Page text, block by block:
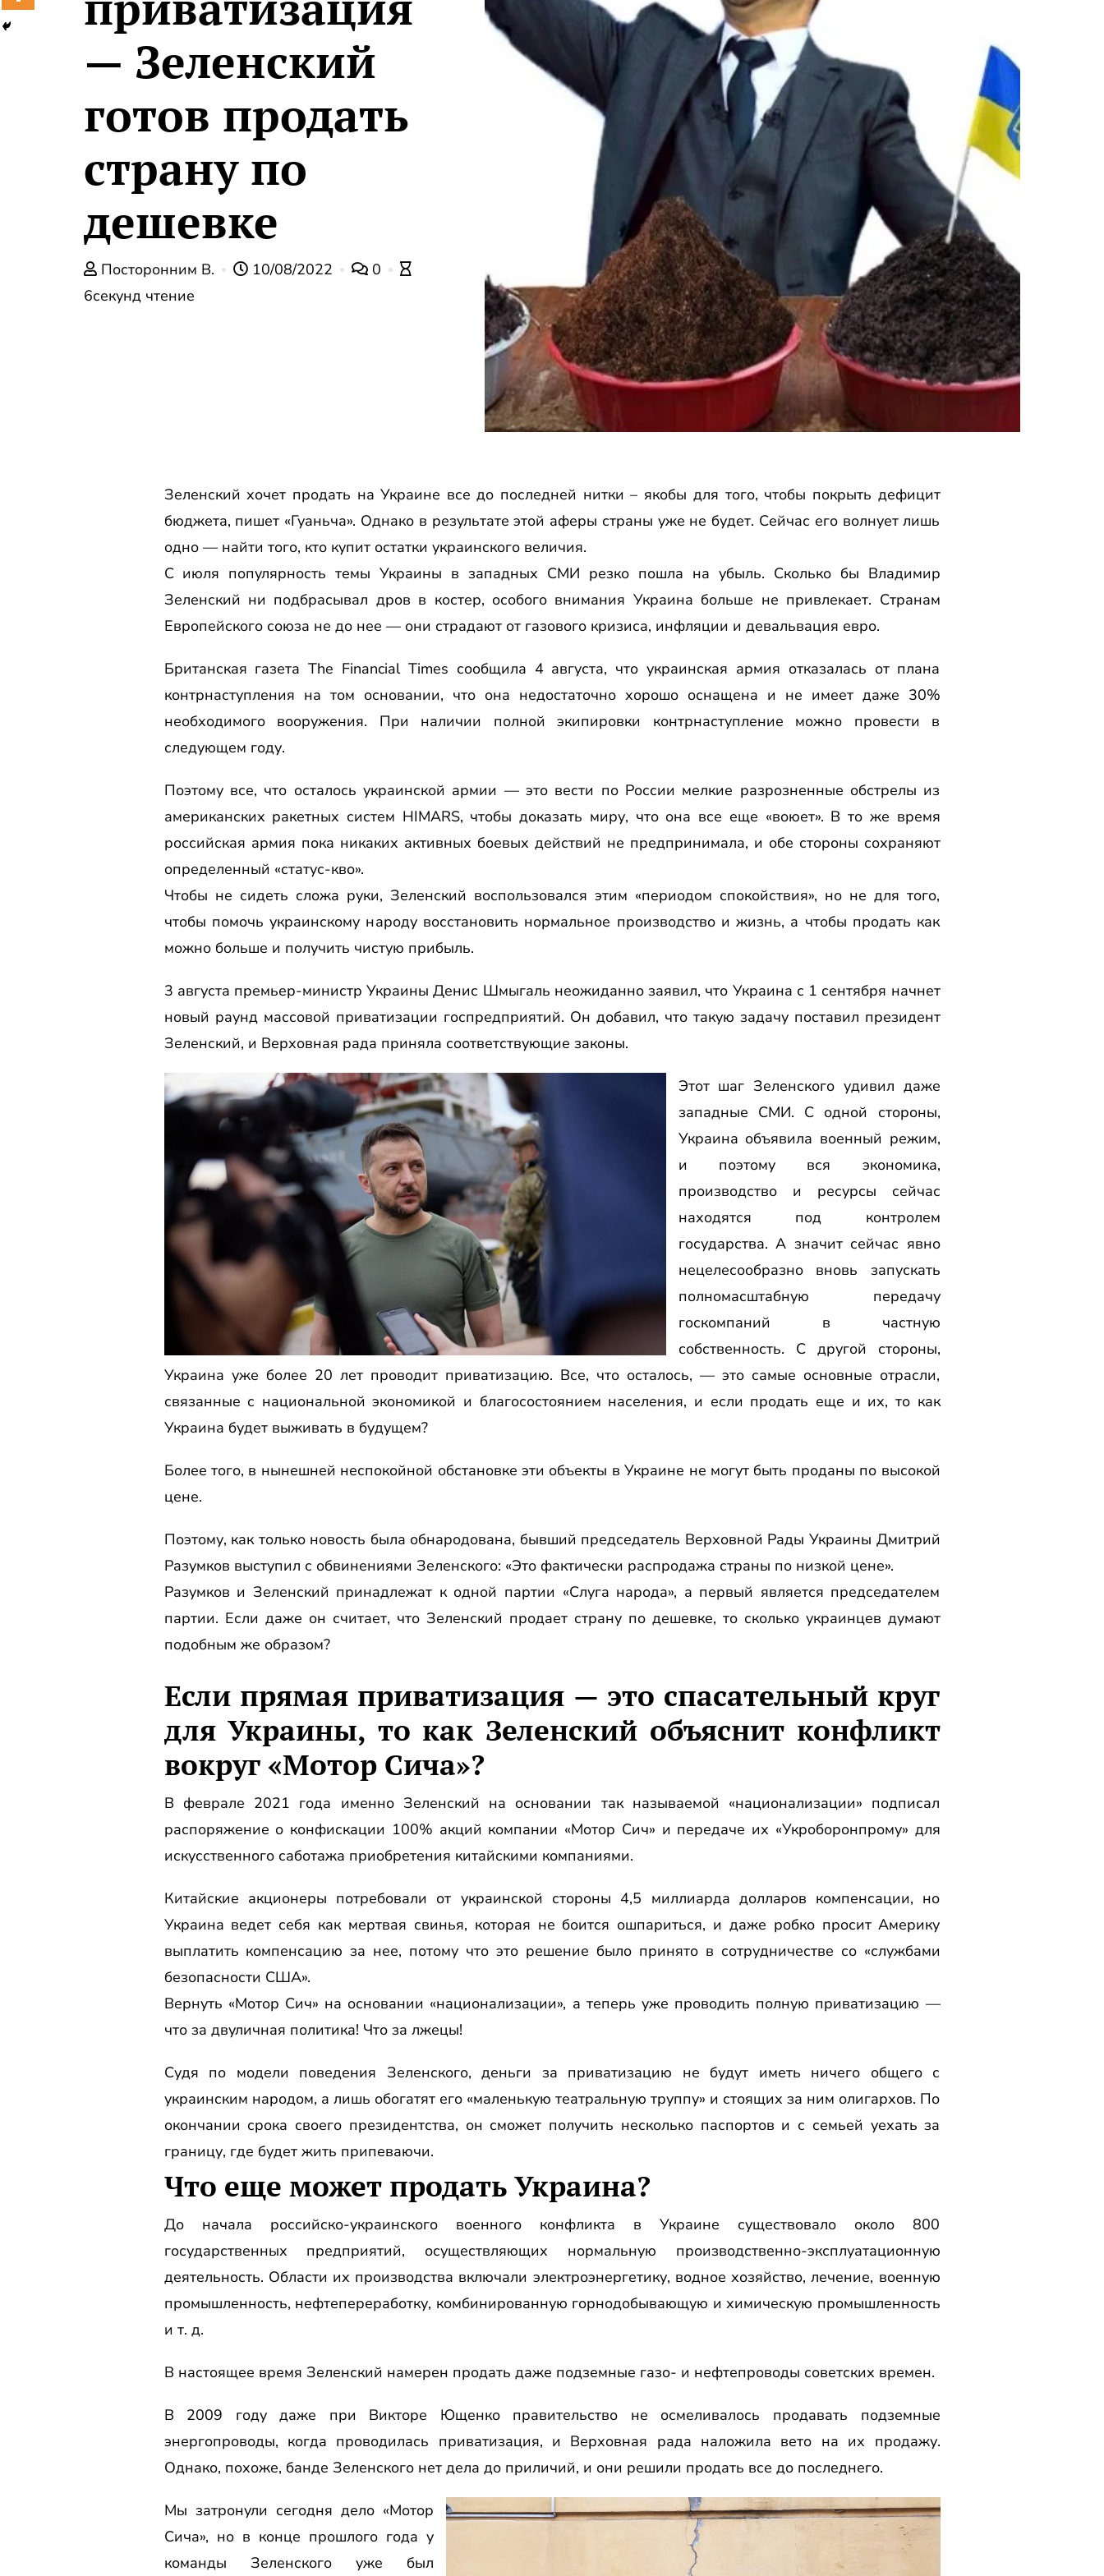
— Зеленский
готов продать
страну по
дешевке
Посторонним В. 10/08/2022
0
6секунд чтение
Зеленский хочет продать на Украине все до последней нитки – якобы для того, чтобы покрыть дефицит
бюджета, пишет «Гуаньча». Однако в результате этой аферы страны уже не будет. Сейчас его волнует лишь
одно — найти того, кто купит остатки украинского величия.
С июля популярность темы Украины в западных СМИ резко пошла на убыль. Сколько бы Владимир
Зеленский ни подбрасывал дров в костер, особого внимания Украина больше не привлекает. Странам
Европейского союза не до нее — они страдают от газового кризиса, инфляции и девальвация евро.
Британская газета The Financial Times сообщила 4 августа, что украинская армия отказалась от плана
контрнаступления на том основании, что она недостаточно хорошо оснащена и не имеет даже 30%
необходимого вооружения. При наличии полной экипировки контрнаступление можно провести в
следующем году.
Поэтому все, что осталось украинской армии — это вести по России мелкие разрозненные обстрелы из
американских ракетных систем HIMARS, чтобы доказать миру, что она все еще «воюет». В то же время
российская армия пока никаких активных боевых действий не предпринимала, и обе стороны сохраняют
определенный «статус-кво».
Чтобы не сидеть сложа руки, Зеленский воспользовался этим «периодом спокойствия», но не для того,
чтобы помочь украинскому народу восстановить нормальное производство и жизнь, а чтобы продать как
можно больше и получить чистую прибыль.
3 августа премьер-министр Украины Денис Шмыгаль неожиданно заявил, что Украина с 1 сентября начнет
новый раунд массовой приватизации госпредприятий. Он добавил, что такую задачу поставил президент
Зеленский, и Верховная рада приняла соответствующие законы.
Этот шаг Зеленского удивил даже
западные СМИ. С одной стороны,
Украина объявила военный режим,
и поэтому вся экономика,
производство и ресурсы сейчас
находятся под контролем
государства. А значит сейчас явно
нецелесообразно вновь запускать
полномасштабную передачу
госкомпаний в частную
собственность. С другой стороны,
Украина уже более 20 лет проводит приватизацию. Все, что осталось, — это самые основные отрасли,
связанные с национальной экономикой и благосостоянием населения, и если продать еще и их, то как
Украина будет выживать в будущем?
Более того, в нынешней неспокойной обстановке эти объекты в Украине не могут быть проданы по высокой
цене.
Поэтому, как только новость была обнародована, бывший председатель Верховной Рады Украины Дмитрий
Разумков выступил с обвинениями Зеленского: «Это фактически распродажа страны по низкой цене».
Разумков и Зеленский принадлежат к одной партии «Слуга народа», а первый является председателем
партии. Если даже он считает, что Зеленский продает страну по дешевке, то сколько украинцев думают
подобным же образом?
Если прямая приватизация — это спасательный круг
для Украины, то как Зеленский объяснит конфликт
вокруг «Мотор Сича»?
В феврале 2021 года именно Зеленский на основании так называемой «национализации» подписал
распоряжение о конфискации 100% акций компании «Мотор Сич» и передаче их «Укроборонпрому» для
искусственного саботажа приобретения китайскими компаниями.
Китайские акционеры потребовали от украинской стороны 4,5 миллиарда долларов компенсации, но
Украина ведет себя как мертвая свинья, которая не боится ошпариться, и даже робко просит Америку
выплатить компенсацию за нее, потому что это решение было принято в сотрудничестве со «службами
безопасности США».
Вернуть «Мотор Сич» на основании «национализации», а теперь уже проводить полную приватизацию —
что за двуличная политика! Что за лжецы!
Судя по модели поведения Зеленского, деньги за приватизацию не будут иметь ничего общего с
украинским народом, а лишь обогатят его «маленькую театральную труппу» и стоящих за ним олигархов. По
окончании срока своего президентства, он сможет получить несколько паспортов и с семьей уехать за
границу, где будет жить припеваючи.
Что еще может продать Украина?
До начала российско-украинского военного конфликта в Украине существовало около 800
государственных предприятий, осуществляющих нормальную производственно-эксплуатационную
деятельность. Области их производства включали электроэнергетику, водное хозяйство, лечение, военную
промышленность, нефтепереработку, комбинированную горнодобывающую и химическую промышленность
и т. д.
В настоящее время Зеленский намерен продать даже подземные газо- и нефтепроводы советских времен.
В 2009 году даже при Викторе Ющенко правительство не осмеливалось продавать подземные
энергопроводы, когда проводилась приватизация, и Верховная рада наложила вето на их продажу.
Однако, похоже, банде Зеленского нет дела до приличий, и они решили продать все до последнего.
Мы затронули сегодня дело «Мотор
Сича», но в конце прошлого года у
команды Зеленского уже был